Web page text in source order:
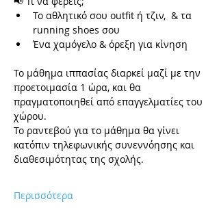
Το αθλητικό σου outfit ή τζιν,  & τα
running shoes σου
Ένα χαμόγελο & όρεξη για κίνηση
To μάθημα ιππασίας διαρκεί μαζί με την
προετοιμασία 1 ώρα, και θα
πραγματοποιηθεί από επαγγελματίες του
χώρου.
Το ραντεβού για το μάθημα θα γίνει
κατόπιν τηλεφωνικής συνεννόησης και
διαθεσιμότητας της σχολής.
Περισσότερα